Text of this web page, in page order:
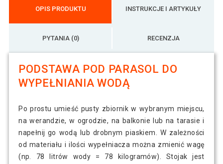
OPIS PRODUKTU INSTRUKCJE I ARTYKUŁY
PYTANIA (0) RECENZJA
PODSTAWA POD PARASOL DO
WYPEŁNIANIA WODĄ
Po prostu umieść pusty zbiornik w wybranym miejscu,
na werandzie, w ogrodzie, na balkonie lub na tarasie i
napełnij go wodą lub drobnym piaskiem. W zależności
od materiału i ilości wypełniacza można zmienić wagę
(np. 78 litrów wody = 78 kilogramów). Stojak jest